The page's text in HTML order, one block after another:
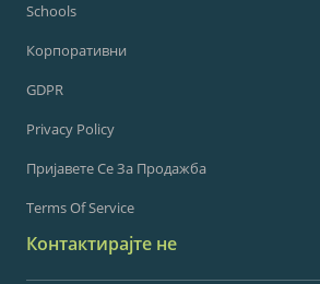
Schools
Корпоративни
GDPR
Privacy Policy
Пријавете Се За Продажба
Terms Of Service
Контактирајте не